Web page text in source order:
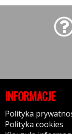
INFORMACJE
Polityka
Polityka cookies